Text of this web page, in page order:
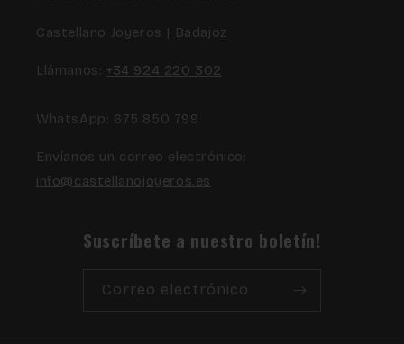
Castellano Joyeros | Badajoz
Llámanos: +34 924 220 302
WhatsApp: 675 850 799
Envíanos un correo electrónico:
info@castellanojoyeros.es
Suscríbete a nuestro boletín!
Correo electrónico